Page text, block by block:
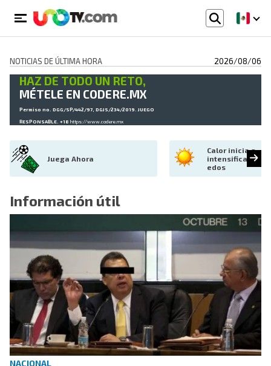
NOTICIAS DE ÚLTIMA HORA 2026/08/06
HAZ DE TODO UN RETO,
MÉTELE EN CODERE.MX
Permiso no. DGG/SP/442/97, DGJS/234/2019. JUEGO
RESPONSABLE. +18 https://www.codere.mx
Juega Ahora
Calor inicia a
intensificarse
edos
Información útil
NACIONAL